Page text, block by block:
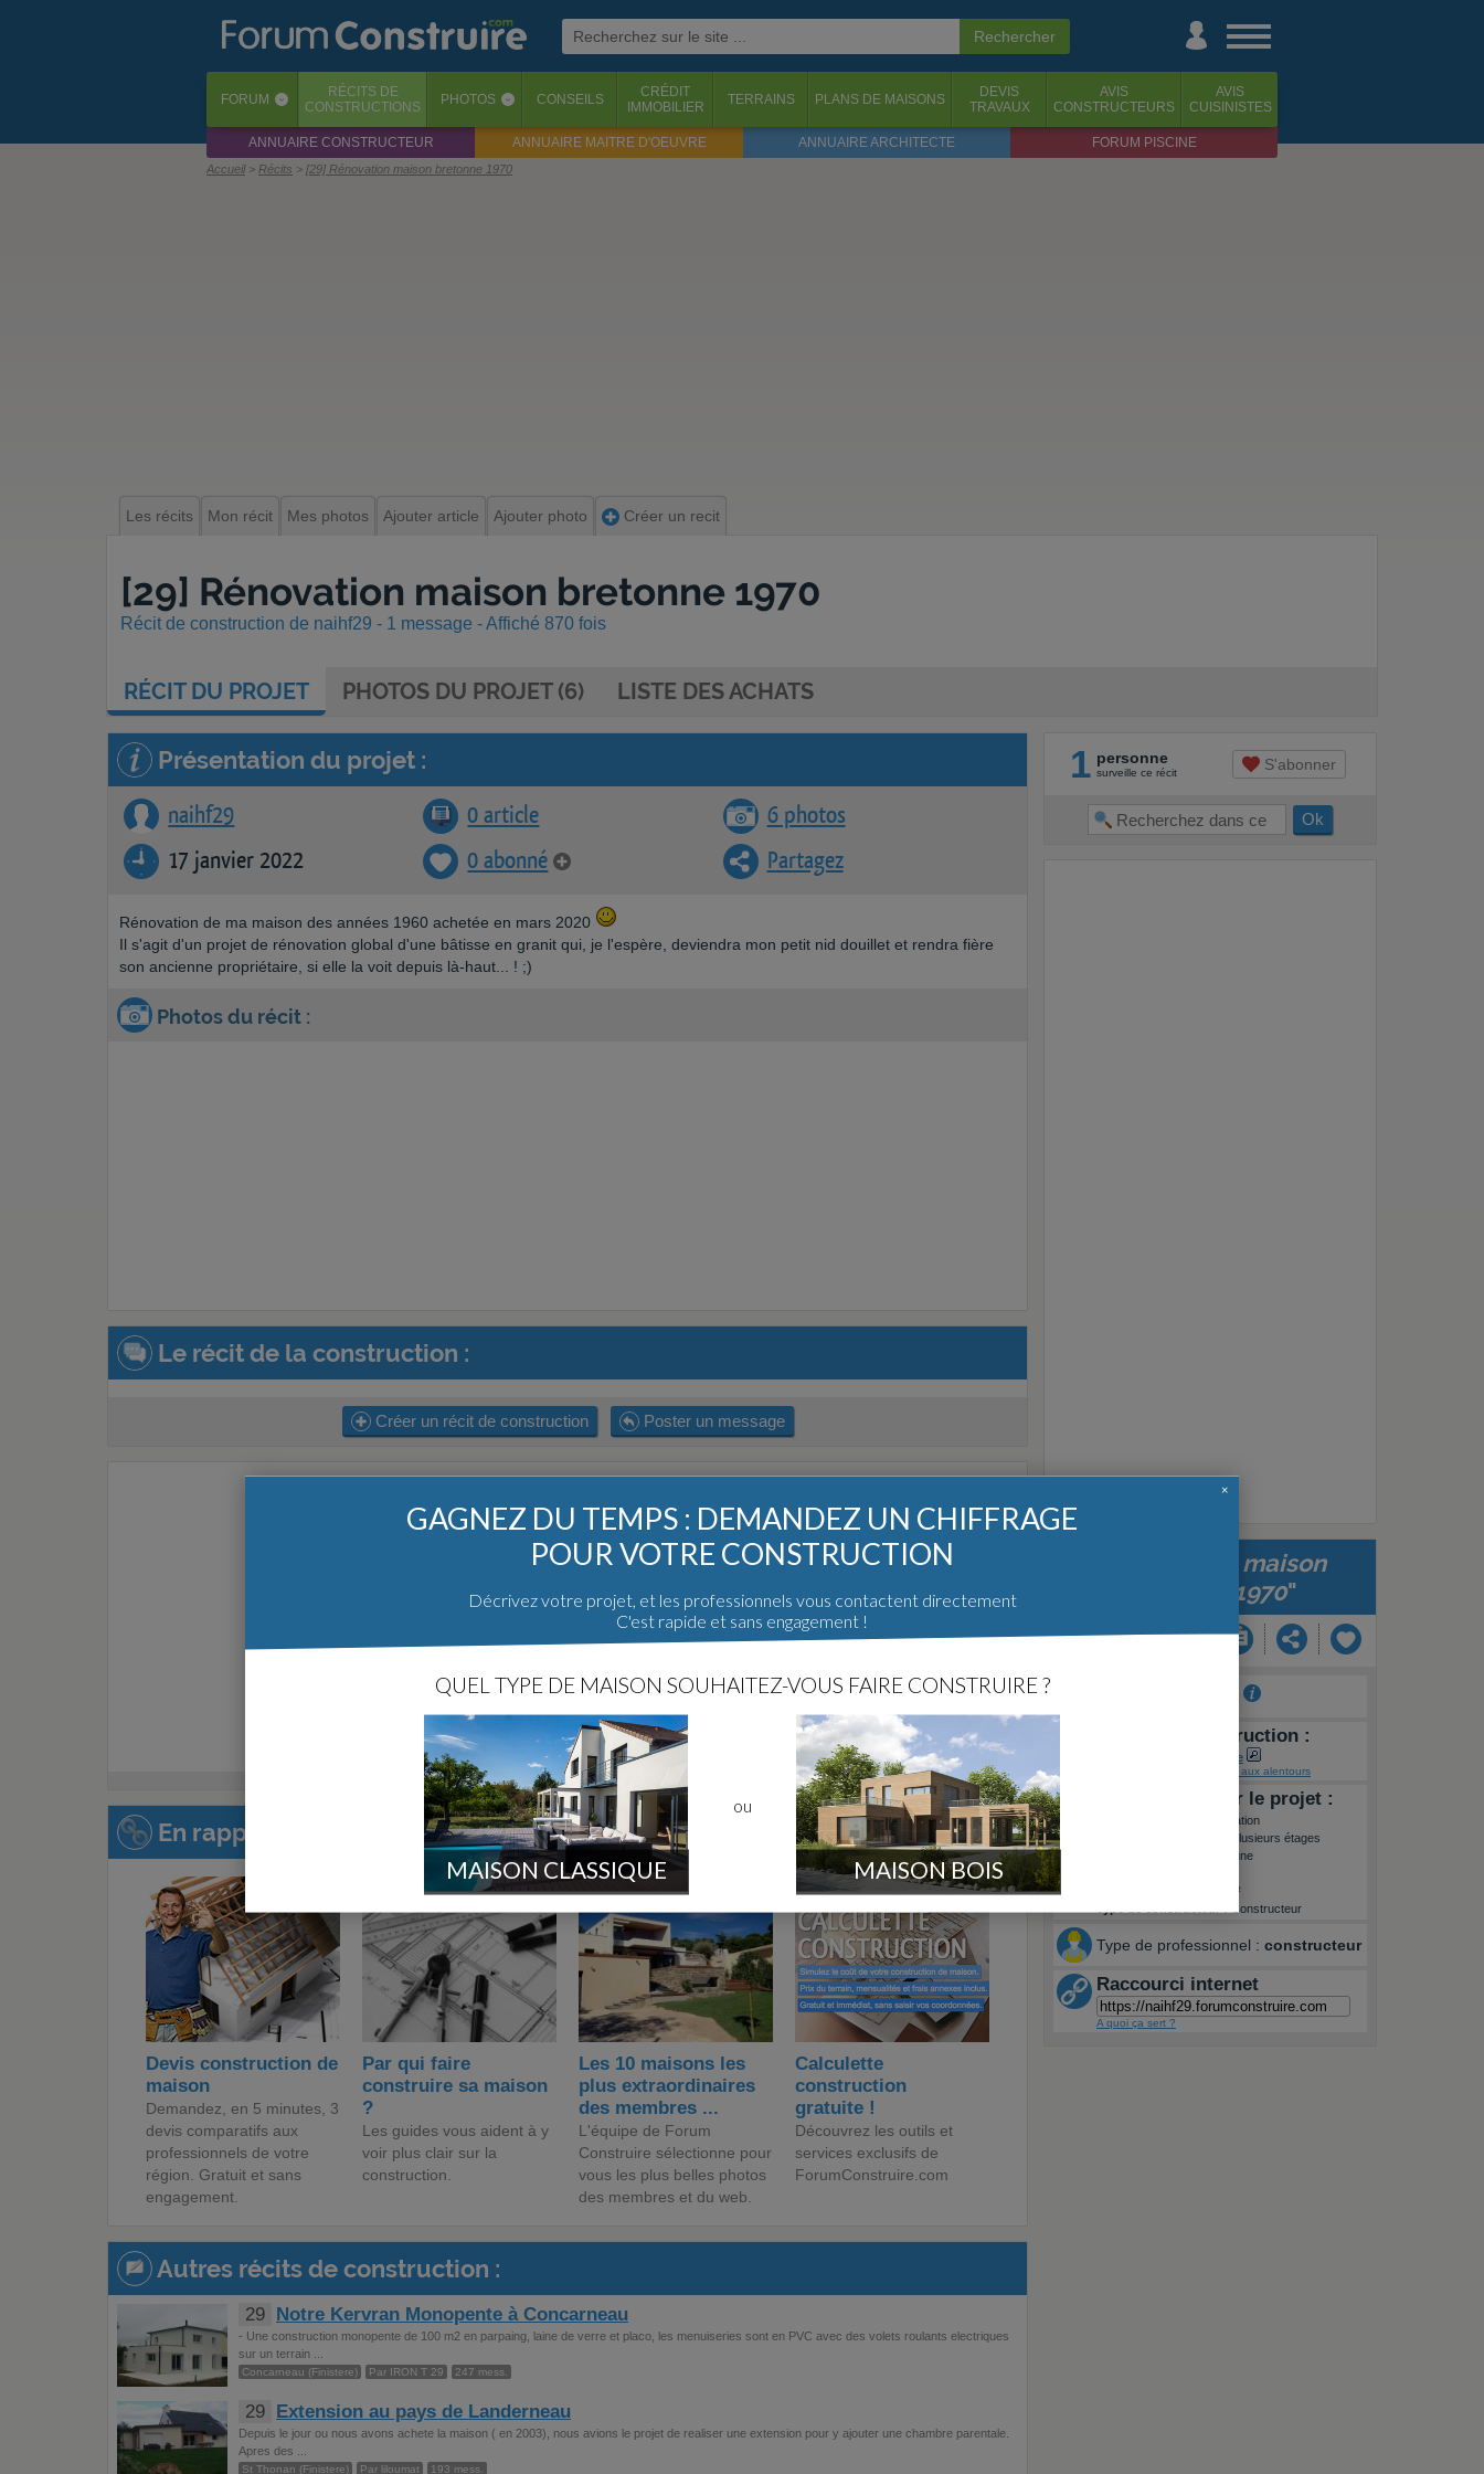
FORUM ‹ RÉCITS DE
CONSTRUCTIONS
PHOTOS ‹ CONSEILS
CRÉDIT
IMMOBILIER
TERRAINS PLANS DE MAISONS
DEVIS
TRAVAUX
AVIS
CONSTRUCTEURS
AVIS
CUISINISTES
ANNUAIRE CONSTRUCTEUR ANNUAIRE MAITRE D'OEUVRE ANNUAIRE ARCHITECTE FORUM PISCINE
Accueil Récits [29] Rénovation maison bretonne 1970
Les récits Mon récit Mes photos Ajouter article Ajouter photo Créer un recit
[29] Rénovation maison bretonne 1970
Récit de construction de naihf29 - 1 message - Affiché 870 fois
RÉCITDU PROJET PHOTOS DU PROJET (6) LISTE DES ACHATS
Présentation du projet :
naihf29 0 article
6 photos
17 janvier 2022
0 abonné Partagez
Rénovation de ma maison des années 1960 achetée en mars 2020
Il s'agit d'un projet de rénovation global d'une bâtisse en granit qui, je l'espère, deviendra mon petit nid douillet et rendra fière
son ancienne propriétaire, si elle la voit depuis là-haut... ! ;)
Photos du récit :
Le récit de la construction :
Créer un récit de construction Poster un message
En rapport avec cette page :
Devis construction de
maison
Demandez, en 5 minutes, 3
devis comparatifs aux
professionnels de votre
région. Gratuit et sans
engagement.
Par qui faire
construire sa maison
?
Les guides vous aident à y
voir plus clair sur la
construction.
Les 10 maisons les
plus extraordinaires
des membres ...
L'équipe de Forum
Construire sélectionne pour
vous les plus belles photos
des membres et du web.
Calculette
construction
gratuite !
Découvrez les outils et
services exclusifs de
ForumConstruire.com
Autres récits de construction :
29 Notre Kervran Monopente à Concarneau
- Une construction monopente de 100 m2 en parpaing, laine de verre et placo, les menuiseries sont en PVC avec des volets roulants electriques
sur un terrain ...
Concarneau (Finistere) Par IRON T 29 247 mess.
29 Extension au pays de Landerneau
Depuis le jour ou nous avons achete la maison ( en 2003), nous avions le projet de realiser une extension pour y ajouter une chambre parentale.
Apres des ...
St Thonan (Finistere) Par liloumat 193 mess.
1 personne
surveille ce récit S'abonner
Rénovation maison
bretonne 1970"
Lieu de la construction :
Finistere
Projets aux alentours
Informations sur le projet :
Rénovation
Plusieurs étages
Aucune
500m²
Constructeur
Type de professionnel : constructeur
Raccourci internet
A quoi ça sert ?
GAGNEZ DU TEMPS : DEMANDEZ UN CHIFFRAGE
POUR VOTRE CONSTRUCTION
Décrivez votre projet, et les professionnels vous contactent directement
C'est rapide et sans engagement !
QUEL TYPE DE MAISON SOUHAITEZ-VOUS FAIRE CONSTRUIRE ?
MAISON CLASSIQUE
ou
MAISON BOIS
×